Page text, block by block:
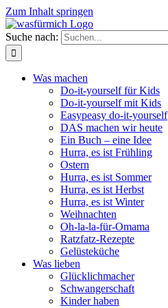
Zum Inhalt springen
Suche nach:
Was machen
Do-it-yourself für Kids
Do-it-yourself mit Kids
Easypeasy do-it-yourself
DAS machen wir heute
Ein Buch – eine Idee
Hurra, es ist Frühling
Ostern
Hurra, es ist Sommer
Hurra, es ist Herbst
Hurra, es ist Winter
Weihnachten
Oh-la-la-für-Omama
Ratzfatz-Rezepte
Gelüsteküche
Was lieben
Glücklichmacher
Schwangerschaft
Kinder haben